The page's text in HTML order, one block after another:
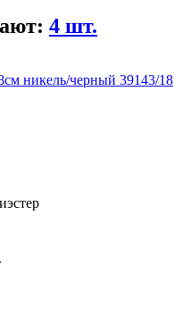
4 шт.
никель/черный 39143/18